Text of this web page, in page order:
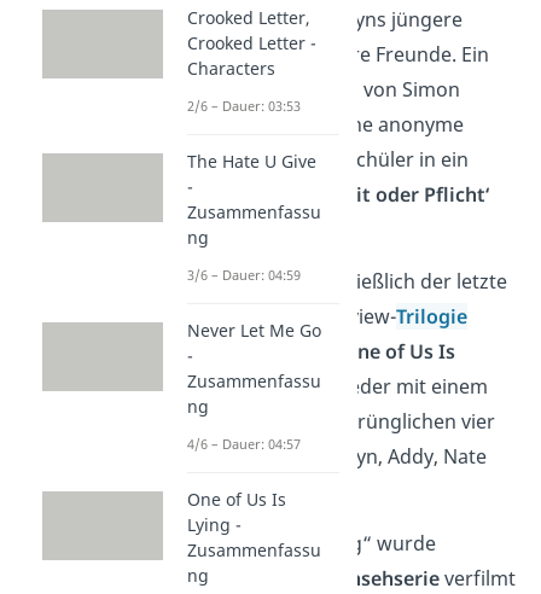
umMaeve, Bronwyns jüngere
Schwester, und ihre Freunde. Ein
Jahr nach dem Tod von Simon
Kelleher gibt es eine anonyme
Nummer, die die Schüler in ein
tödliches ‚Wahrheit oder Pflicht‘
Spiel
2023erschien schließlich der letzte
Roman in der Bayview-Trilogie
unter dem Titel „
One of Us Is
Back“, diesmal wieder mit einem
Fokus auf die ursprünglichen vier
Charaktere Bronwyn, Addy, Nate
und Cooper.
„One of Us Is Lying“ wurde
außerdem als
Fernsehserieverfilmt
Crooked Letter,
Crooked Letter -
Characters
2/6 – Dauer: 03:53
The Hate U Give
-
Zusammenfassu
ng
3/6 – Dauer: 04:59
Never Let Me Go
-
Zusammenfassu
ng
4/6 – Dauer: 04:57
One of Us Is
Lying -
Zusammenfassu
ng